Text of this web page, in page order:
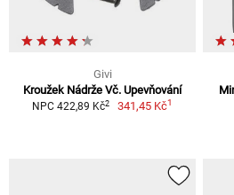
Givi
Kroužek Nádrže Vč. Upevňování
NPC 422,89 Kč2 341,45 Kč1